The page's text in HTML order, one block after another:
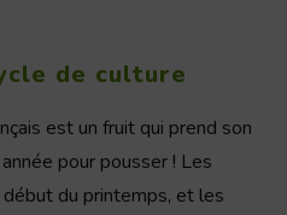
de culture
est un fruit qui prend son
pour pousser ! Les
du printemps, et les